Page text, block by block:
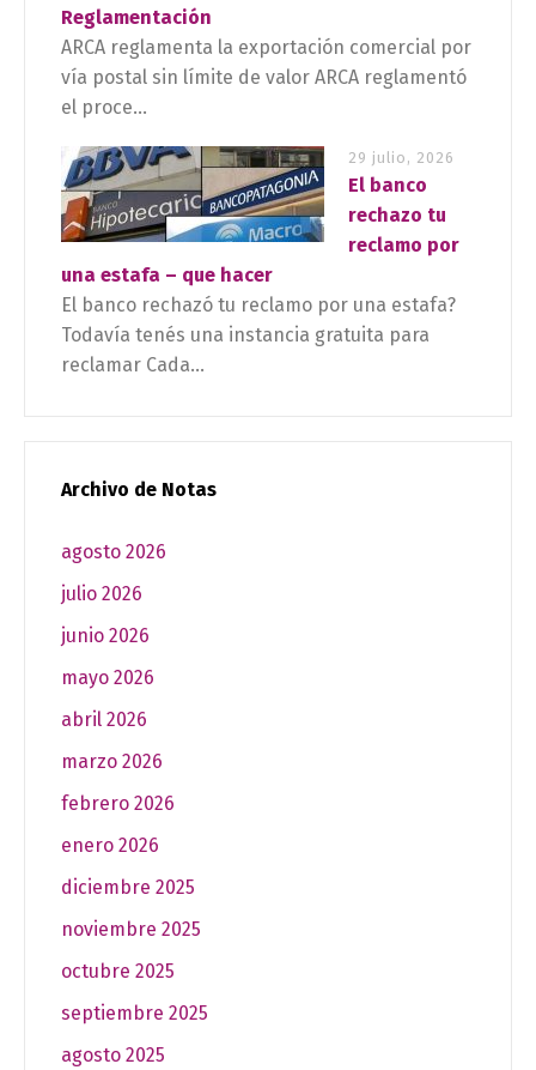
Reglamentación
ARCA reglamenta la exportación comercial por
vía postal sin límite de valor ARCA reglamentó
el proce...
29 julio, 2026
El banco
rechazo tu
reclamo por
una estafa – que hacer
El banco rechazó tu reclamo por una estafa?
Todavía tenés una instancia gratuita para
reclamar Cada...
Archivo de Notas
agosto 2026
julio 2026
junio 2026
mayo 2026
abril 2026
marzo 2026
febrero 2026
enero 2026
diciembre 2025
noviembre 2025
octubre 2025
septiembre 2025
agosto 2025